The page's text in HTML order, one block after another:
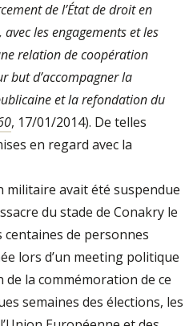
de l’État de droit en
avec les engagements et les
relation de coopération
but d’accompagner la
et la refondation du
, 17/01/2014). De telles
en regard avec la
militaire avait été suspendue
du stade de Conakry le
centaines de personnes
lors d’un meeting politique
de la commémoration de ce
semaines des élections, les